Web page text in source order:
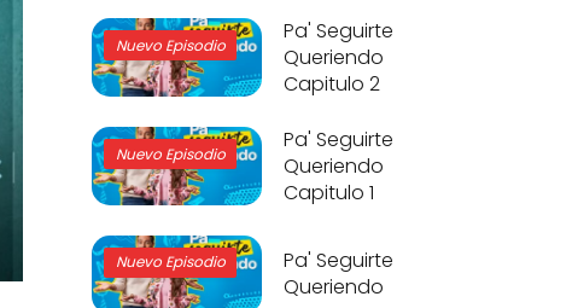
Nuevo Episodio
Pa' Seguirte
Queriendo
Capitulo 2
Nuevo Episodio
Pa' Seguirte
Queriendo
Capitulo 1
Nuevo Episodio
Pa' Seguirte
Queriendo